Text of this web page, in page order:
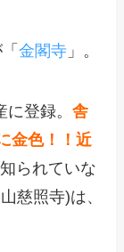
金閣寺 」。
に登録。舎
金色！！近
られていな
慈照寺)は、